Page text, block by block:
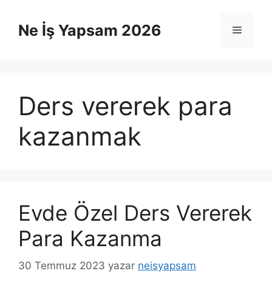
Ne İş Yapsam 2026 Menü
Ders vererek para
kazanmak
Evde Özel Ders Vererek
Para Kazanma
30 Temmuz 2023 yazar neisyapsam